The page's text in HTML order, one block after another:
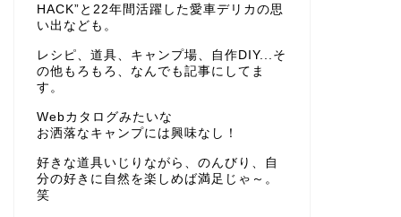
HACK”と22年間活躍した愛車デリカの思
い出なども。
レシピ、道具、キャンプ場、自作DIY...そ
の他もろもろ、なんでも記事にしてま
す。
Webカタログみたいな
お洒落なキャンプには興味なし！
好きな道具いじりながら、のんびり、自
分の好きに自然を楽しめば満足じゃ～。
笑